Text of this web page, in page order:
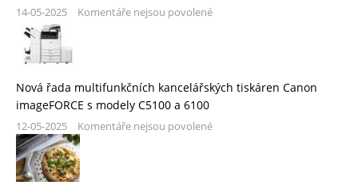
14-05-2025 Komentáře nejsou povolené
Nová řada multifunkčních kancelářských tiskáren Canon
imageFORCE s modely C5100 a 6100
12-05-2025 Komentáře nejsou povolené